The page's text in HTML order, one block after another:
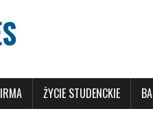
ŻYCIE STUDENCKIE